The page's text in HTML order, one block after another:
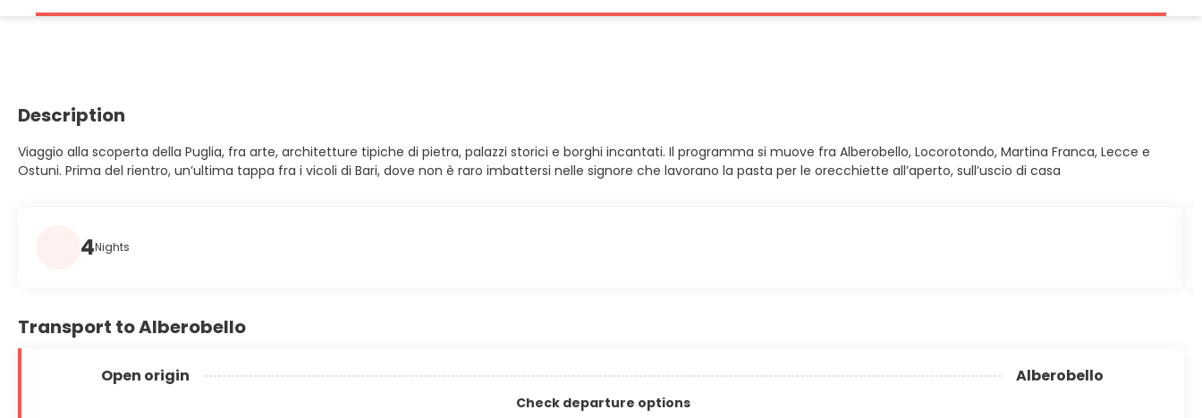
Description
Viaggio alla scoperta della Puglia, fra arte, architetture tipiche di pietra, palazzi storici e borghi incantati. Il programma si muove fra Alberobello, Locorotondo, Martina Franca, Lecce e
Ostuni. Prima del rientro, un’ultima tappa fra i vicoli di Bari, dove non è raro imbattersi nelle signore che lavorano la pasta per le orecchiette all’aperto, sull’uscio di casa
4Nights
Transport to Alberobello
Open origin Alberobello
Check departure options